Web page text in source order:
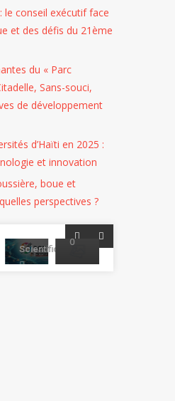
le conseil exécutif face
et des défis du 21ème
du « Parc
Sans-souci,
de développement
d’Haïti en 2025 :
et innovation
boue et
perspectives ?
DORA
Pour
Évaluation
Plus
Équitable
La
Recherche
02/04/2026
Scientifique
:
Défis
Perspectives
À
Despagne,
26/02/2026
Felicia
0